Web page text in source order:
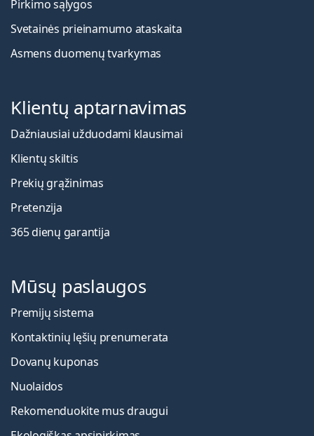
Pirkimo sąlygos
Svetainės prieinamumo ataskaita
Asmens duomenų tvarkymas
Klientų aptarnavimas
Dažniausiai užduodami klausimai
Klientų skiltis
Prekių grąžinimas
Pretenzija
365 dienų garantija
Mūsų paslaugos
Premijų sistema
Kontaktinių lęšių prenumerata
Dovanų kuponas
Nuolaidos
Rekomenduokite mus draugui